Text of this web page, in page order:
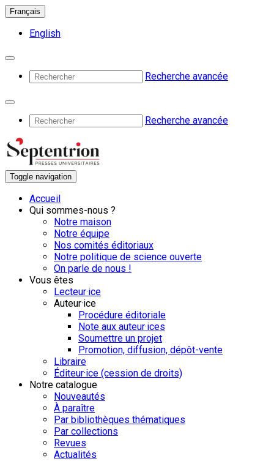
Français
English
Recherche avancée
Recherche avancée
Toggle navigation
Accueil
Qui sommes-nous ?
Notre maison
Notre équipe
Nos comités éditoriaux
Notre politique de science ouverte
On parle de nous !
Vous êtes
Lecteur·ice
Auteur·ice
Procédure éditoriale
Note aux auteur·ices
Soumettre un projet
Promotion, diffusion, dépôt-vente
Libraire
Éditeur·ice (cession de droits)
Notre catalogue
Nouveautés
À paraître
Par bibliothèques thématiques
Par collections
Revues
Actualités